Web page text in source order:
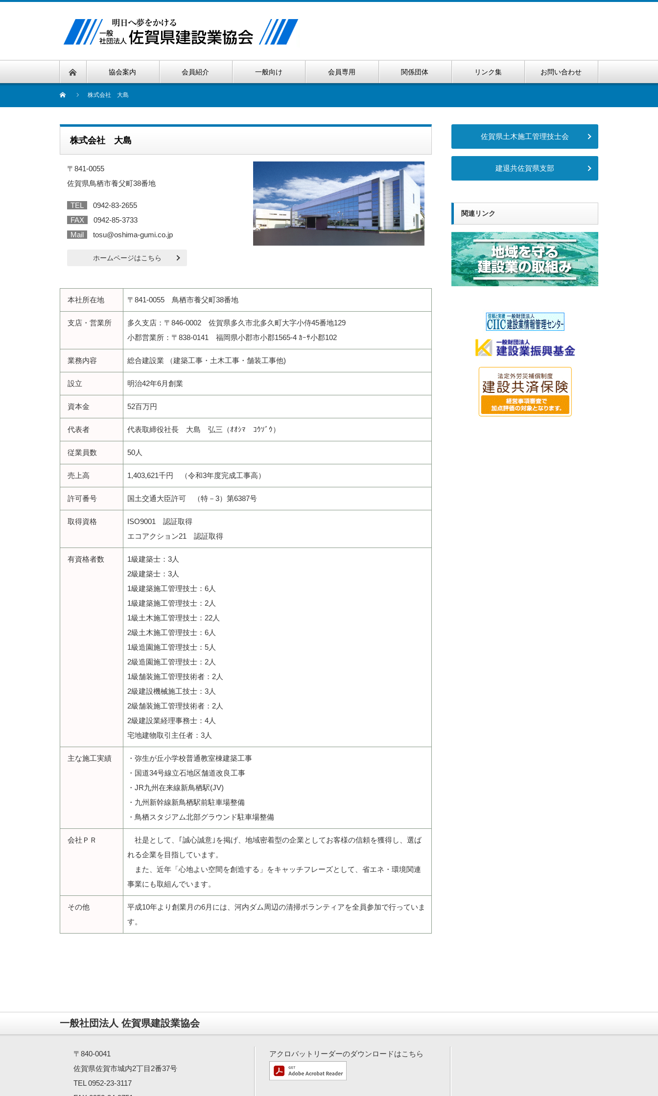
協会案内 会員紹介 一般向け 会員専用 関係団体 リンク集 お問い合わせ
株式会社 大島
株式会社 大島
〒841-0055
佐賀県鳥栖市養父町38番地
TEL
0942-83-2655
FAX
0942-85-3733
Mail
tosu@oshima-gumi.co.jp
ホームページはこちら
本社所在地 〒841-0055 鳥栖市養父町38番地
支店・営業所
多久支店：〒846-0002 佐賀県多久市北多久町大字小侍45番地129
小郡営業所：〒838-0141 福岡県小郡市小郡1565-4 ｶｰｻ小郡102
業務内容 総合建設業 （建築工事・土木工事・舗装工事他)
設立 明治42年6月創業
資本金 52百万円
代表者 代表取締役社長 大島 弘三（ｵｵｼﾏ ｺｳｿﾞｳ）
従業員数 50人
売上高 1,403,621千円 （令和3年度完成工事高）
許可番号 国土交通大臣許可 （特－3）第6387号
取得資格
ISO9001 認証取得
エコアクション21 認証取得
有資格者数
1級建築士：3人
2級建築士：3人
1級建築施工管理技士：6人
1級建築施工管理技士：2人
1級土木施工管理技士：22人
2級土木施工管理技士：6人
1級造園施工管理技士：5人
2級造園施工管理技士：2人
1級舗装施工管理技術者：2人
2級建設機械施工技士：3人
2級舗装施工管理技術者：2人
2級建設業経理事務士：4人
宅地建物取引主任者：3人
主な施工実績
・弥生が丘小学校普通教室棟建築工事
・国道34号線立石地区舗道改良工事
・JR九州在来線新鳥栖駅(JV)
・九州新幹線新鳥栖駅前駐車場整備
・鳥栖スタジアム北部グラウンド駐車場整備
会社ＰＲ
社是として、｢誠心誠意｣を掲げ、地域密着型の企業としてお客様の信頼を獲得し、選ば
れる企業を目指しています。
また、近年「心地よい空間を創造する」をキャッチフレーズとして、省エネ・環境関連
事業にも取組んでいます。
その他
平成10年より創業月の6月には、河内ダム周辺の清掃ボランティアを全員参加で行っていま
す。
佐賀県土木施工管理技士会
建退共佐賀県支部
関連リンク
一般社団法人 佐賀県建設業協会
〒840-0041
佐賀県佐賀市城内2丁目2番37号
TEL 0952-23-3117
アクロバットリーダーのダウンロードはこちら